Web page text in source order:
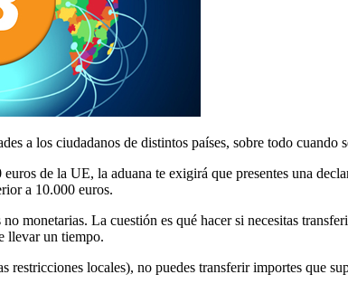
a los ciudadanos de distintos países, sobre todo
de la UE, la aduana te exigirá que presentes una
a 10.000 euros.
monetarias. La cuestión es qué hacer si necesitas
llevar un tiempo.
restricciones locales), no puedes transferir importes que